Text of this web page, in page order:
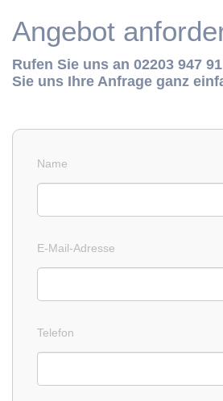
Angebot
Rufen Sie uns an 02203 947
Sie uns Ihre Anfrage ganz
Name
E-Mail-Adresse
Telefon